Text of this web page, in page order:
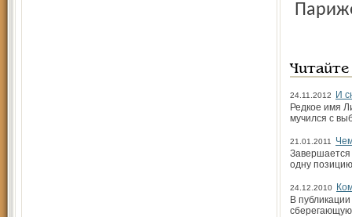
24.11.2012
И
Редкое имя
мучился с
21.01.2011
Завершается
одну
24.12.2010
В
сберегающую